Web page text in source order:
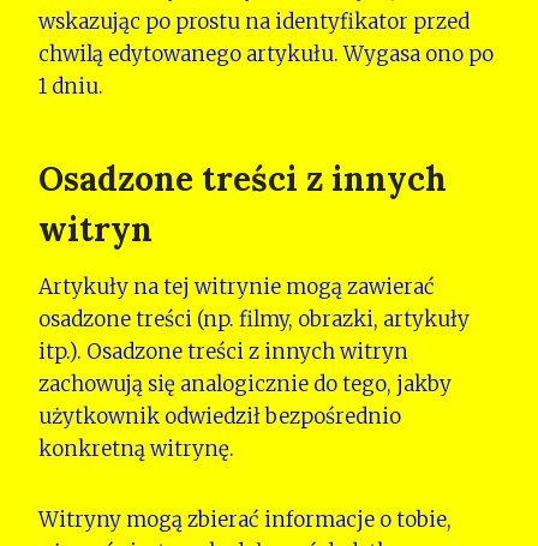
wskazując po prostu na identyfikator przed
chwilą edytowanego artykułu. Wygasa ono po
1 dniu.
Osadzone treści z innych
witryn
Artykuły na tej witrynie mogą zawierać
osadzone treści (np. filmy, obrazki, artykuły
itp.). Osadzone treści z innych witryn
zachowują się analogicznie do tego, jakby
użytkownik odwiedził bezpośrednio
konkretną witrynę.
Witryny mogą zbierać informacje o tobie,